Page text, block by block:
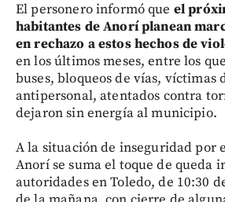
El personero informó que el
habitantes de Anorí planean
en rechazo a estos hechos de
en los últimos meses, entre los
buses, bloqueos de vías, víctimas
antipersonal, atentados contra
dejaron sin energía al municipio.
A la situación de inseguridad por
Anorí se suma el toque de queda
autoridades en Toledo, de 10:30